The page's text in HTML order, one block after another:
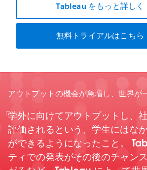
Tableau をもっと詳しく
無料トライアルはこちら
アウトプットの機会が急増し、世界が
学外に向けてアウトプットし、
評価されるという、学生にはな
ができるようになったこと。
ティでの発表がその後のチャン